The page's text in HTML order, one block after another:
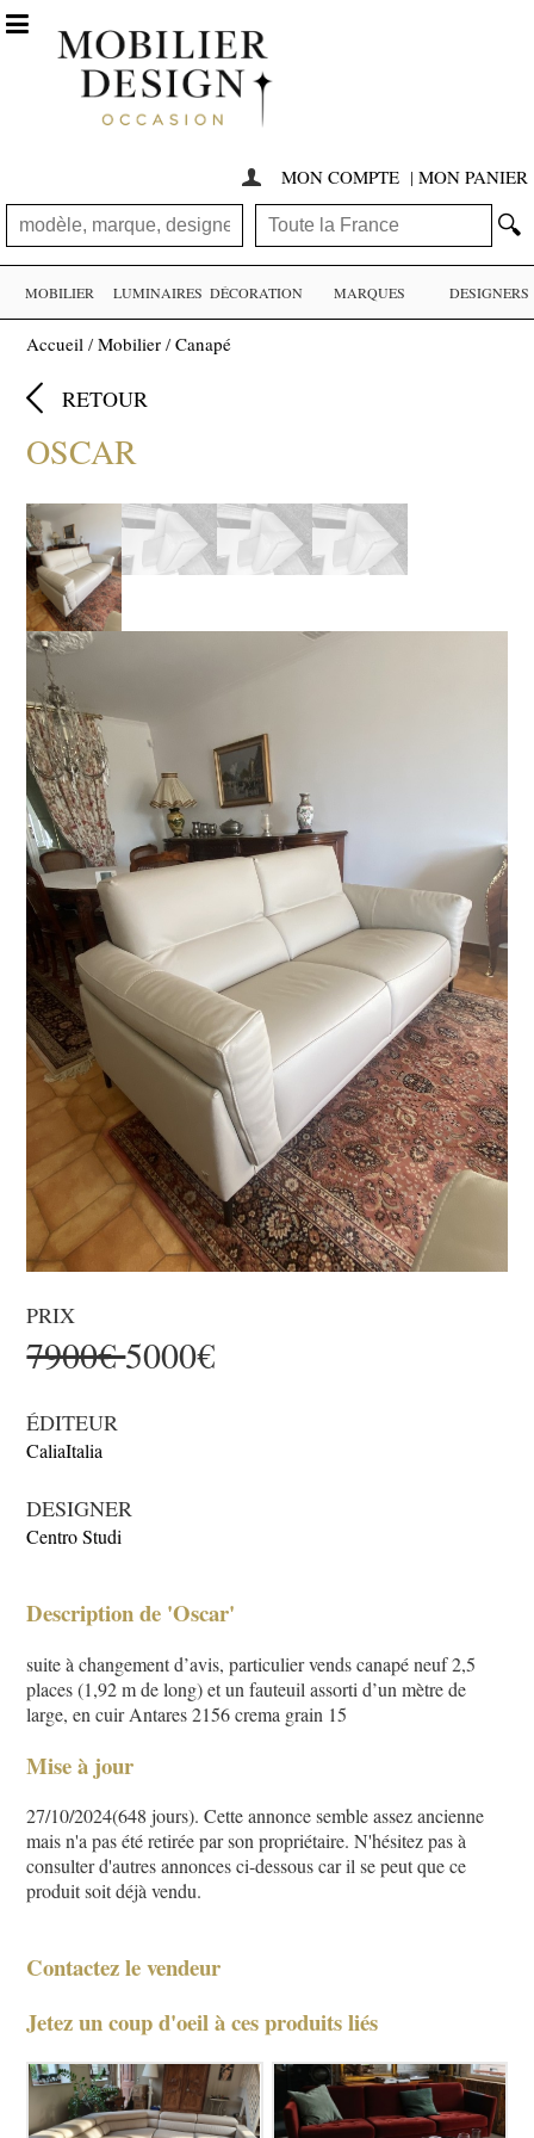
 MON COMPTE | MON PANIER
🔍

MOBILIER LUMINAIRES DÉCORATION MARQUES DESIGNERS
Accueil /Mobilier /Canapé
 RETOUR
OSCAR
PRIX
7900€5000€
ÉDITEUR
CaliaItalia
DESIGNER
Centro Studi
Description de 'Oscar'
suite à changement d’avis, particulier vends canapé neuf 2,5
places (1,92 m de long) et un fauteuil assorti d’un mètre de
large, en cuir Antares 2156 crema grain 15
Mise à jour
27/10/2024(648 jours). Cette annonce semble assez ancienne
mais n'a pas été retirée par son propriétaire. N'hésitez pas à
consulter d'autres annonces ci-dessous car il se peut que ce
produit soit déjà vendu.
Contactez le vendeur
Jetez un coup d'oeil à ces produits liés